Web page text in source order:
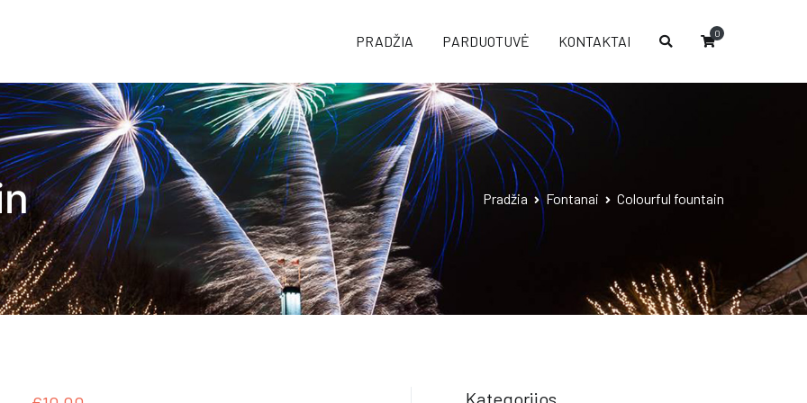
PRADŽIA PARDUOTUVĖ KONTAKTAI 0
Pradžia Fontanai Colourful fountain
Kategorijos